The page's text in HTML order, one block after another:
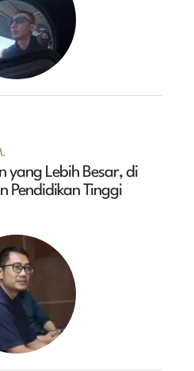
yang Lebih Besar, di
Pendidikan Tinggi